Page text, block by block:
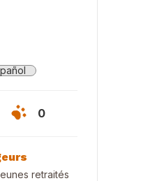
0
retraités